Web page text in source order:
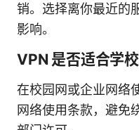
销。选择离你最近的
影响。
VPN 是否适合学
在校园网或企业网络
网络使用条款，避免